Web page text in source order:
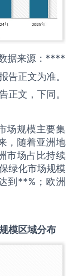
据来源：****
告正文为准。
正文，下同。
场规模主要集
，随着亚洲地
市场占比持续
绿化市场规模
到**%；欧洲
模区域分布